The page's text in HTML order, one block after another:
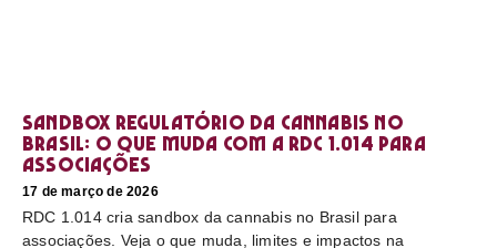
Sandbox regulatório da cannabis no
Brasil: o que muda com a RDC 1.014 para
associações
17 de março de 2026
RDC 1.014 cria sandbox da cannabis no Brasil para
associações. Veja o que muda, limites e impactos na